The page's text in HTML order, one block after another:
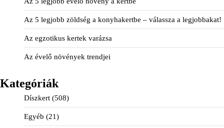
Az 5 legjobb zöldség a konyhakertbe – válassza a legjobbakat!
Az egzotikus kertek varázsa
Az évelő növények trendjei
Kategóriák
Díszkert (508)
Egyéb (21)